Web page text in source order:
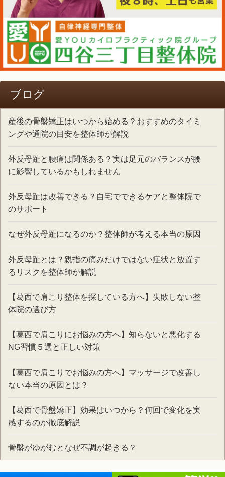
ブログ
産後の骨盤矯正はいつから始める？おすすめのタイミ
ングや通院の目安を整体師が解説
外反母趾と腰痛は関係ある？実は足元のバランスが腰
に影響しているかもしれません
外反母趾は改善できる？自宅でできるケアと整体院で
のサポート
なぜ外反母趾になるのか？整体師が考える本当の原因
外反母趾とは？親指の痛みだけではない症状と放置す
るリスクを整体師が解説
【葛西で肩こり整体を探している方へ】失敗しない整
体院の選び方
【葛西で肩こりにお悩みの方へ】知らないと悪化する
NG習慣５選と正しい対策
【葛西で肩こりでお悩みの方へ】マッサージで改善し
ない本当の原因とは？
【葛西で骨盤矯正】効果はいつから？何回で変化を実
感するのか徹底解説
骨盤がゆがむとなぜ不調が起きる？